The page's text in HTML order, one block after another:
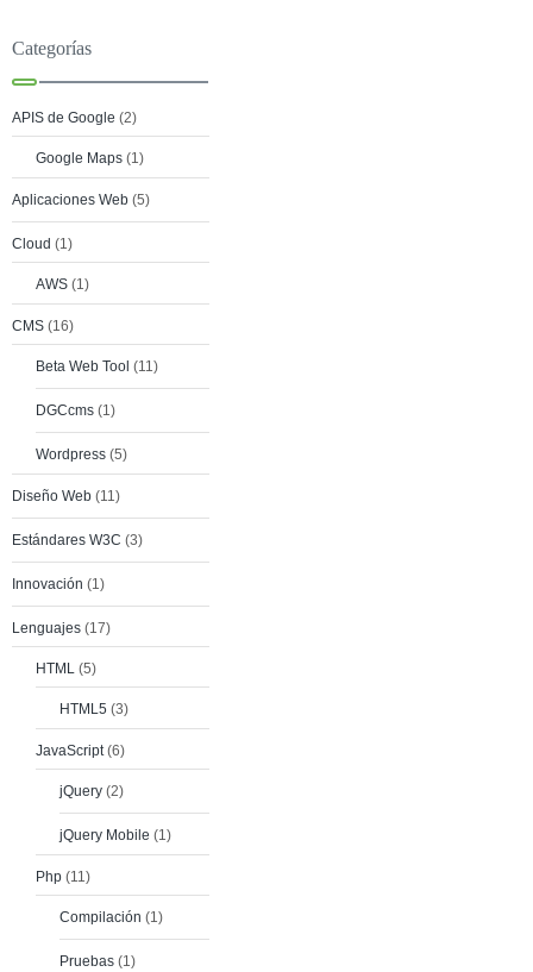
Categorías
APIS de Google (2)
Google Maps (1)
Aplicaciones Web (5)
Cloud (1)
AWS (1)
CMS (16)
Beta Web Tool (11)
DGCcms (1)
Wordpress (5)
Diseño Web (11)
Estándares W3C (3)
Innovación (1)
Lenguajes (17)
HTML (5)
HTML5 (3)
JavaScript (6)
jQuery (2)
jQuery Mobile (1)
Php (11)
Compilación (1)
Pruebas (1)